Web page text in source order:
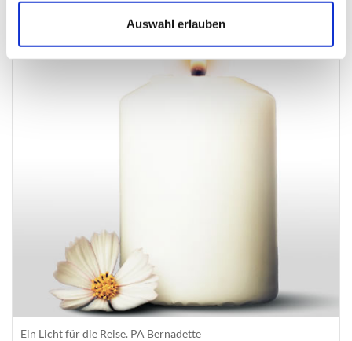
Auswahl erlauben
Ein Licht für die Reise. PA Bernadette